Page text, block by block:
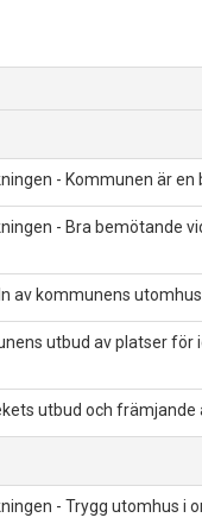
- Kommunen är en
- Bra bemötande
av kommunens
utbud av platser
utbud och främjande
- Trygg utomhus i